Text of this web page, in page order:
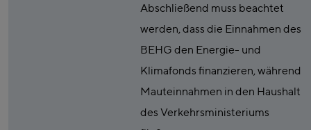
Abschließend muss beachtet
werden, dass die Einnahmen des
BEHG den Energie- und
Klimafonds finanzieren, während
Mauteinnahmen in den Haushalt
des Verkehrsministeriums